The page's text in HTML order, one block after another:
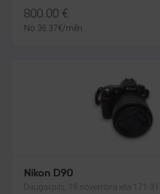
800.00 €
No 36.37€/mēn.
Nikon D90
Daugavpils, 18.novembra iela 171-31